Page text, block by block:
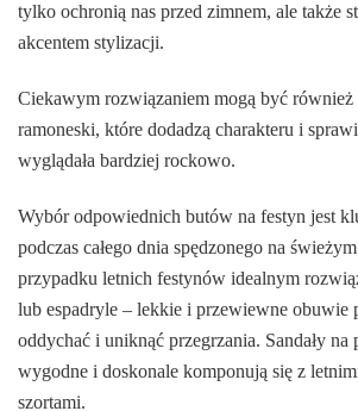
tylko ochronią nas przed zimnem, ale także
akcentem stylizacji.
Ciekawym rozwiązaniem mogą być
ramoneski, które dodadzą charakteru i
wyglądała bardziej rockowo.
Wybór odpowiednich butów na festyn jest
podczas całego dnia spędzonego na
przypadku letnich festynów idealnym
lub espadryle – lekkie i przewiewne obuwie
oddychać i uniknąć przegrzania. Sandały na
wygodne i doskonale komponują się z
szortami.